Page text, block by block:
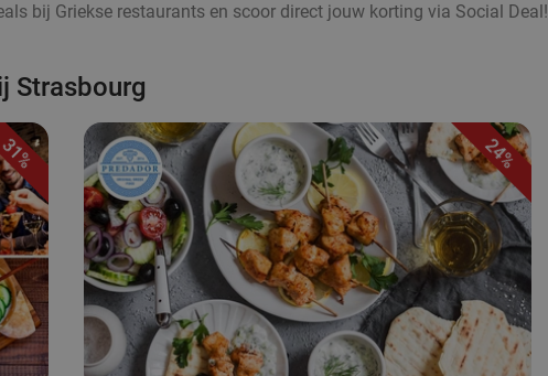
bij Griekse restaurants en scoor direct jouw korting via Social Deal!
Strasbourg
24%